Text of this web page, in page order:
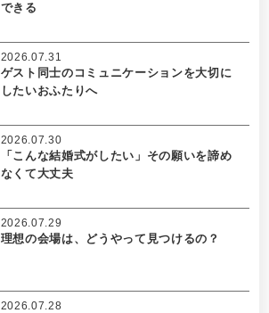
できる
ゲスト同士のコミュニケーションを大切に
したいおふたりへ
2026.07.31
「こんな結婚式がしたい」その願いを諦め
なくて大丈夫
2026.07.30
理想の会場は、どうやって見つけるの？
2026.07.29
2026.07.28